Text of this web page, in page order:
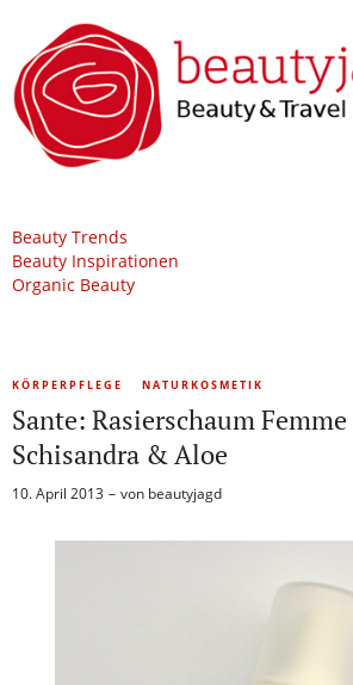
Beauty Trends
Beauty Inspirationen
Organic Beauty
KÖRPERPFLEGE NATURKOSMETIK
Sante: Rasierschaum
Schisandra & Aloe
10. April 2013 von beautyjagd